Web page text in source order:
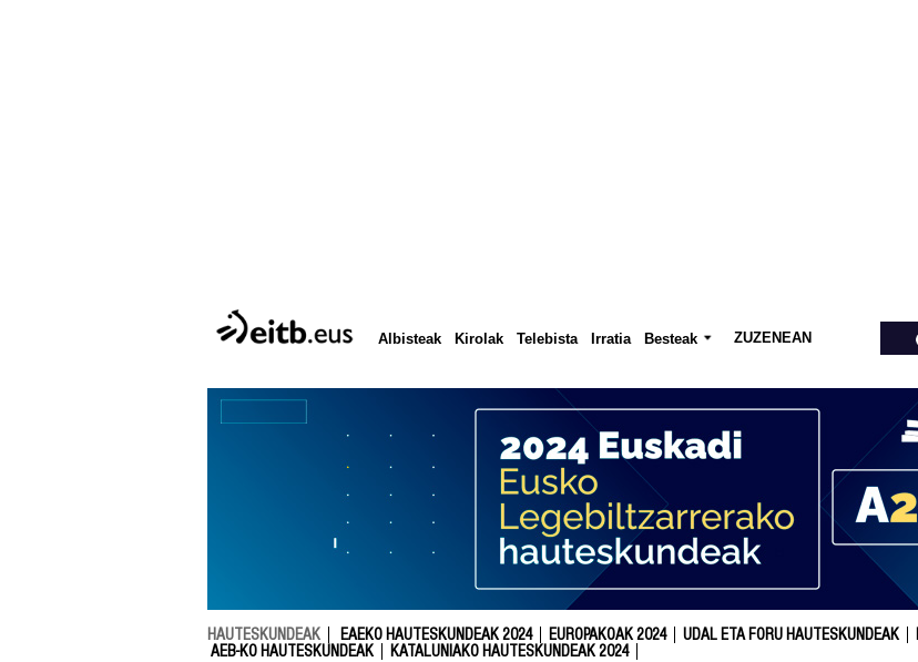
Albisteak Kirolak Telebista Irratia Besteak ZUZENEAN
HAUTESKUNDEAK EAEKO HAUTESKUNDEAK 2024 EUROPAKOAK 2024 UDAL ETA FORU HAUTESKUNDEAK
AEB-KO HAUTESKUNDEAK
KATALUNIAKO HAUTESKUNDEAK 2024